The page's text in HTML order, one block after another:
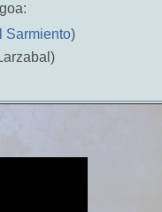
Sarmiento)